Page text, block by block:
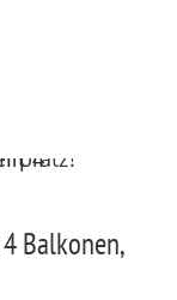
Balkonen,